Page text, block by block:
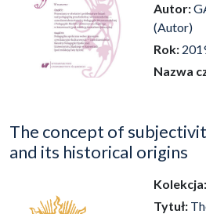
Autor:
(Autor)
Rok:
Nazwa
The concept of
and its historical origins
Kolekcja:
Tytuł: